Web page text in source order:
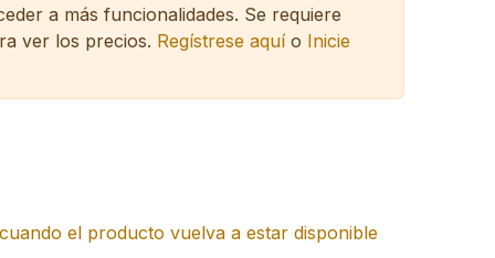
a más funcionalidades. Se requiere
ver los precios. Regístrese aquío Inicie
el producto vuelva a estar disponible